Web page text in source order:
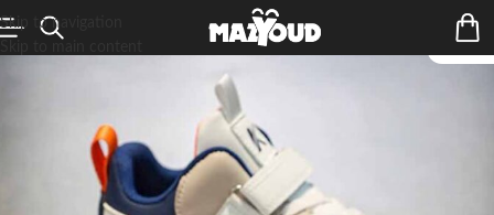
Skip to navigation